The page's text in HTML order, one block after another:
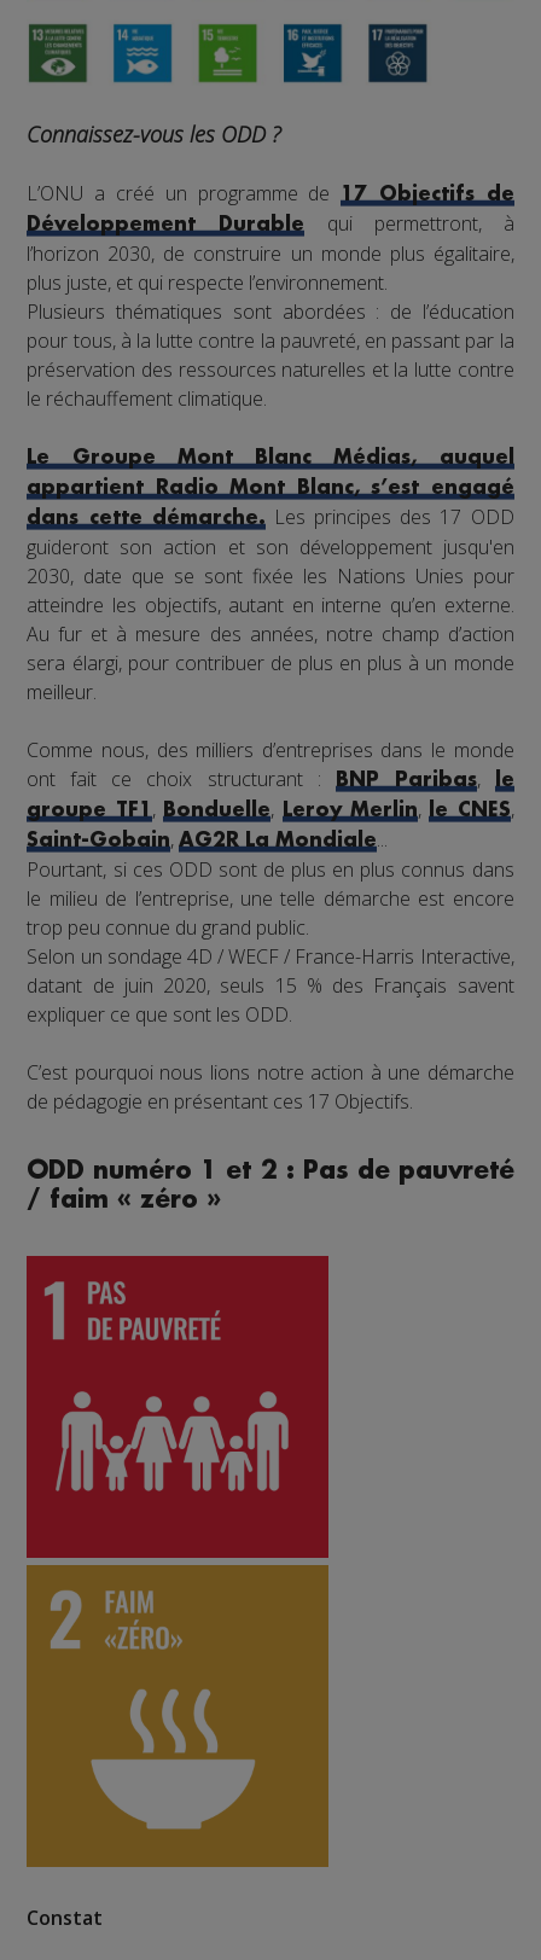
Connaissez-vous les ODD ?
L’ONU a créé un programme de17 Objectifs de
Développement Durable
qui permettront, à
l’horizon 2030, de construire un monde plus égalitaire,
plus juste, et qui respecte l’environnement.
Plusieurs thématiques sont abordées : de l’éducation
pour tous, à la lutte contre la pauvreté, en passant par la
préservation des ressources naturelles et la lutte contre
le réchauffement climatique.
Le Groupe Mont Blanc Médias, auquel
appartient Radio Mont Blanc, s’est engagé
dans cette démarche.Les principes des 17 ODD
guideront son action et son développement jusqu'en
2030, date que se sont fixée les Nations Unies pour
atteindre les objectifs, autant en interne qu’en externe.
Au fur et à mesure des années, notre champ d’action
sera élargi, pour contribuer de plus en plus à un monde
meilleur.
Comme nous, des milliers d’entreprises dans le monde
ont fait ce choix structurant :
BNP Paribas,
le
groupe TF1 , Bonduelle, Leroy Merlin, le CNES,
Saint-Gobain,AG2R La Mondiale...
Pourtant, si ces ODD sont de plus en plus connus dans
le milieu de l’entreprise, une telle démarche est encore
trop peu connue du grand public.
Selon un sondage 4D / WECF / France-Harris Interactive,
datant de juin 2020, seuls 15 % des Français savent
expliquer ce que sont les ODD.
C’est pourquoi nous lions notre action à une démarche
de pédagogie en présentant ces 17 Objectifs.
ODD numéro 1 et 2 : Pas de pauvreté
/ faim « zéro »
Constat